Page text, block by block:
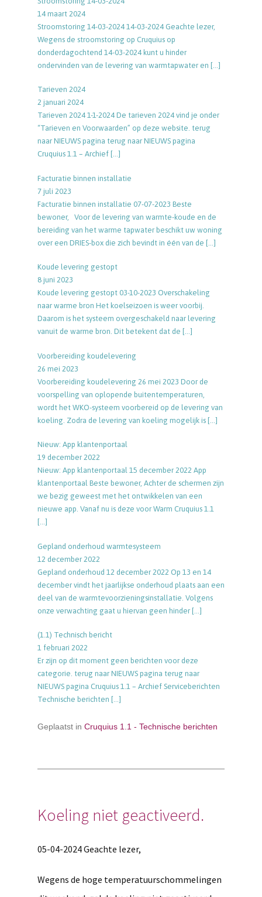
14 maart 2024
Stroomstoring 14-03-2024 14-03-2024 Geachte lezer,
Wegens de stroomstoring op Cruquius op
donderdagochtend 14-03-2024 kunt u hinder
ondervinden van de levering van warmtapwater en […]
Tarieven 2024
2 januari 2024
Tarieven 2024 1-1-2024 De tarieven 2024 vind je onder
“Tarieven en Voorwaarden” op deze website. terug
naar NIEUWS pagina terug naar NIEUWS pagina
Cruquius 1.1 – Archief […]
Facturatie binnen installatie
7 juli 2023
Facturatie binnen installatie 07-07-2023 Beste
bewoner, Voor de levering van warmte-koude en de
bereiding van het warme tapwater beschikt uw woning
over een DRIES-box die zich bevindt in één van de […]
Koude levering gestopt
8 juni 2023
Koude levering gestopt 03-10-2023 Overschakeling
naar warme bron Het koelseizoen is weer voorbij.
Daarom is het systeem overgeschakeld naar levering
vanuit de warme bron. Dit betekent dat de […]
Voorbereiding koudelevering
26 mei 2023
Voorbereiding koudelevering 26 mei 2023 Door de
voorspelling van oplopende buitentemperaturen,
wordt het WKO-systeem voorbereid op de levering van
koeling. Zodra de levering van koeling mogelijk is […]
Nieuw: App klantenportaal
19 december 2022
Nieuw: App klantenportaal 15 december 2022 App
klantenportaal Beste bewoner, Achter de schermen zijn
we bezig geweest met het ontwikkelen van een
nieuwe app. Vanaf nu is deze voor Warm Cruquius 1.1
[…]
Gepland onderhoud warmtesysteem
12 december 2022
Gepland onderhoud 12 december 2022 Op 13 en 14
december vindt het jaarlijkse onderhoud plaats aan een
deel van de warmtevoorzieningsinstallatie. Volgens
onze verwachting gaat u hiervan geen hinder […]
(1.1) Technisch bericht
1 februari 2022
Er zijn op dit moment geen berichten voor deze
categorie. terug naar NIEUWS pagina terug naar
NIEUWS pagina Cruquius 1.1 – Archief Serviceberichten
Technische berichten […]
Geplaatst in Cruquius 1.1 - Technische berichten
Koeling niet geactiveerd.
05-04-2024 Geachte lezer,
Wegens de hoge temperatuurschommelingen